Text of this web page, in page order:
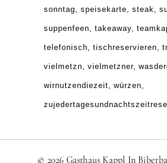
sonntag speisekarte steak
suppenfeen takeaway
telefonisch tischreservieren
vielmetzn vielmetzner
wirnutzendiezeit würzen
© 2026 Gasthaus Kappl In